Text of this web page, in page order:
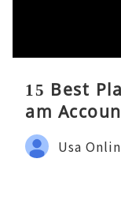
15 Best
am
Usa